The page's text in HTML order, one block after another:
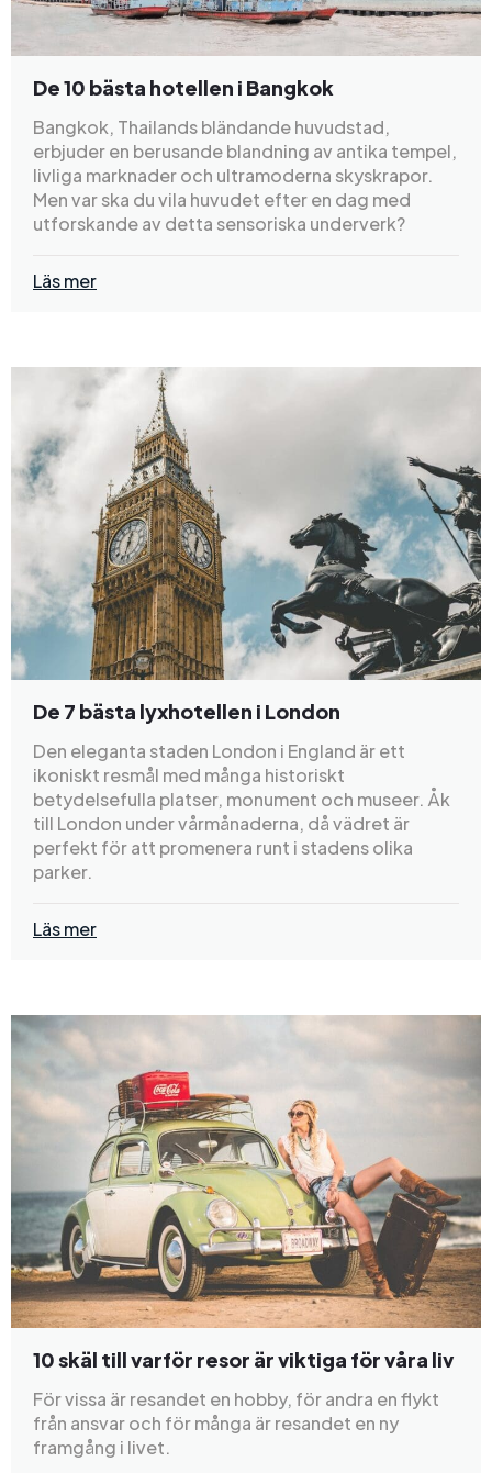
De 10 bästa hotellen i Bangkok
Bangkok, Thailands bländande huvudstad,
erbjuder en berusande blandning av antika tempel,
livliga marknader och ultramoderna skyskrapor.
Men var ska du vila huvudet efter en dag med
utforskande av detta sensoriska underverk?
Läs mer
De 7 bästa lyxhotellen i London
Den eleganta staden London i England är ett
ikoniskt resmål med många historiskt
betydelsefulla platser, monument och museer. Åk
till London under vårmånaderna, då vädret är
perfekt för att promenera runt i stadens olika
parker.
Läs mer
10 skäl till varför resor är viktiga för våra liv
För vissa är resandet en hobby, för andra en flykt
från ansvar och för många är resandet en ny
framgång i livet.